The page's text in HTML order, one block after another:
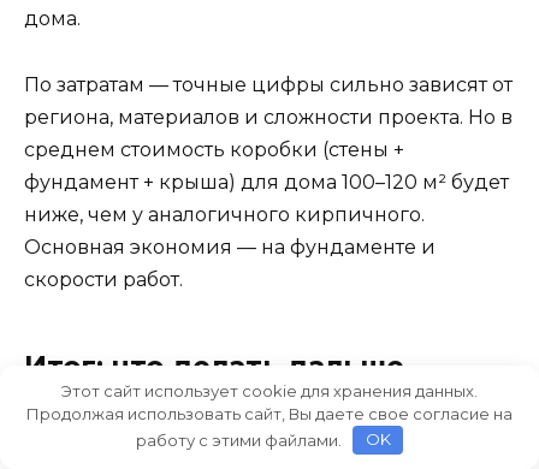
дома.
По затратам — точные цифры сильно зависят от
региона, материалов и сложности проекта. Но в
среднем стоимость коробки (стены +
фундамент + крыша) для дома 100–120 м² будет
ниже, чем у аналогичного кирпичного.
Основная экономия — на фундаменте и
скорости работ.
Итог: что делать дальше
Если вы задумываетесь о «доме на бату» с
автоклавным модульным строительством — вот
Этот сайт использует cookie для хранения данных.
Продолжая использовать сайт, Вы даете свое согласие на
работу с этими файлами.
OK